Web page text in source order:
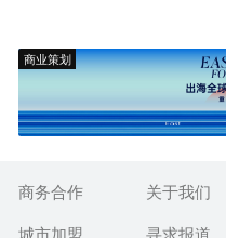
商业策划
商务合作 关于我们
城市加盟
寻求报道